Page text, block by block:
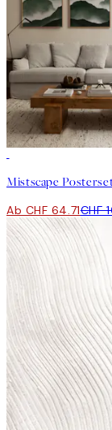
Mistscape
Ab CHF 64.71CHF